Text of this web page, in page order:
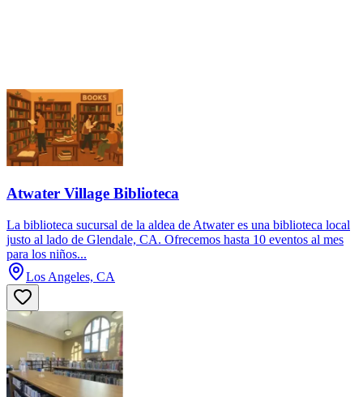
Atwater Village Biblioteca
La biblioteca sucursal de la aldea de Atwater es una biblioteca local
justo al lado de Glendale, CA. Ofrecemos hasta 10 eventos al mes
para los niños...
Los Angeles, CA